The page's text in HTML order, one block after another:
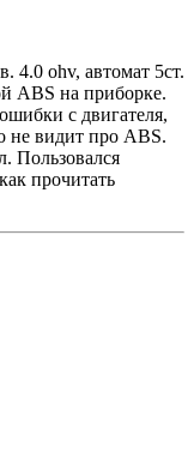
4.0 ohv, автомат 5ст.
ABS на приборке.
с двигателя,
не видит про ABS.
Пользовался
прочитать